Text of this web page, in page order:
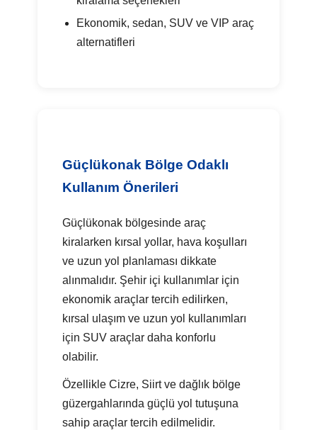
Ekonomik, sedan, SUV ve VIP araç
alternatifleri
Güçlükonak Bölge Odaklı
Kullanım Önerileri
Güçlükonak bölgesinde araç
kiralarken kırsal yollar, hava koşulları
ve uzun yol planlaması dikkate
alınmalıdır. Şehir içi kullanımlar için
ekonomik araçlar tercih edilirken,
kırsal ulaşım ve uzun yol kullanımları
için SUV araçlar daha konforlu
olabilir.
Özellikle Cizre, Siirt ve dağlık bölge
güzergahlarında güçlü yol tutuşuna
sahip araçlar tercih edilmelidir.